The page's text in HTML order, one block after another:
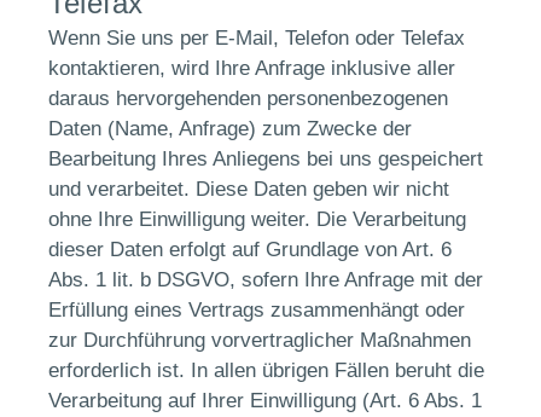
Wenn Sie uns per E-Mail, Telefon oder Telefax
kontaktieren, wird Ihre Anfrage inklusive aller
daraus hervorgehenden personenbezogenen
Daten (Name, Anfrage) zum Zwecke der
Bearbeitung Ihres Anliegens bei uns gespeichert
und verarbeitet. Diese Daten geben wir nicht
ohne Ihre Einwilligung weiter. Die Verarbeitung
dieser Daten erfolgt auf Grundlage von Art. 6
Abs. 1 lit. b DSGVO, sofern Ihre Anfrage mit der
Erfüllung eines Vertrags zusammenhängt oder
zur Durchführung vorvertraglicher Maßnahmen
erforderlich ist. In allen übrigen Fällen beruht die
Verarbeitung auf Ihrer Einwilligung (Art. 6 Abs. 1